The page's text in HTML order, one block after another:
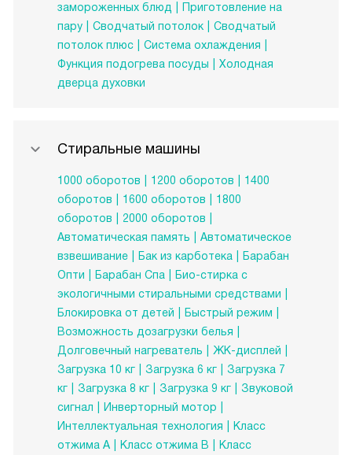
замороженных блюд
Приготовление на
пару
Сводчатый потолок
Сводчатый
потолок плюс
Система охлаждения
Функция подогрева посуды
Холодная
дверца духовки
Стиральные машины
1000 оборотов 1200 оборотов
1400
оборотов
1600 оборотов
1800
оборотов
2000 оборотов
Автоматическая память
Автоматическое
взвешивание
Бак из карботека
Барабан
Опти
Барабан Спа
Био-стирка с
экологичными стиральными средствами
Блокировка от детей
Быстрый режим
Возможность дозагрузки белья
Долговечный нагреватель
ЖК-дисплей
Загрузка 10 кг
Загрузка 6 кг
Загрузка 7
кг
Загрузка 8 кг Загрузка 9 кг
Звуковой
сигнал
Инверторный мотор
Интеллектуальная технология
Класс
отжима A
Класс отжима B
Класс